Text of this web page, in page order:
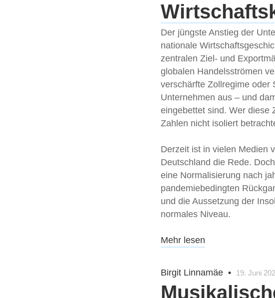
Der jüngste Anstieg der
nationale
zentralen Ziel- und
globalen Handelsströmen
verschärfte Zollregime oder
Unternehmen aus – und
eingebettet sind. Wer diese
Zahlen nicht isoliert
Derzeit ist in vielen Medien
Deutschland die Rede.
eine Normalisierung nach
pandemiebedingten
und die Aussetzung der
normales Niveau.
Mehr lesen
Birgit Linnamäe • 19. Juni